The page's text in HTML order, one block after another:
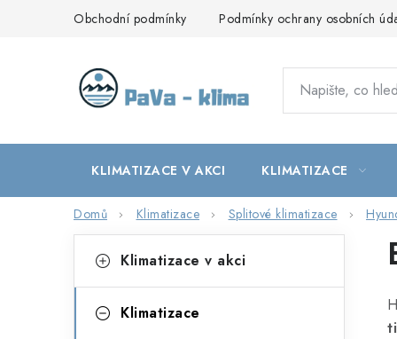
Obchodní podmínky Podmínky ochrany osobních
KLIMATIZACE V AKCI KLIMATIZACE
Domů Klimatizace Splitové klimatizace
okategorie
a
Klimatizace v akci
Klimatizace